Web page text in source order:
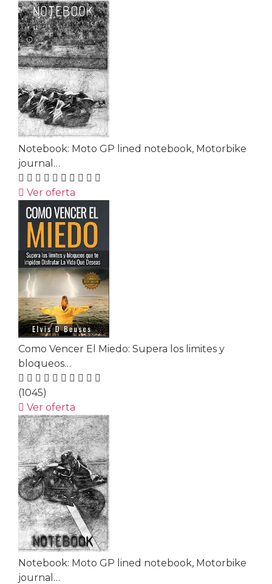
Notebook: Moto GP lined notebook, Motorbike
journal…
Ver oferta
Como Vencer El Miedo: Supera los limites y
bloqueos…
(1045)
Ver oferta
Notebook: Moto GP lined notebook, Motorbike
journal…